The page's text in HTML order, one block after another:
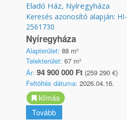
Eladó Ház, Nyíregyháza
Keresés azonosító alapján: HI-
2561730
Nyíregyháza
Alapterület: 88 m²
Telekterület: 67 m²
Ár: 94 900 000 Ft (259 290 €)
Feltöltés dátuma: 2026.04.16.
klímás
Tovább